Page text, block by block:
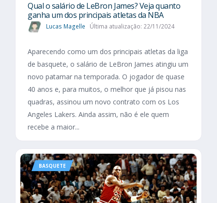
Qual o salário de LeBron James? Veja quanto
ganha um dos principais atletas da NBA
Lucas Magelle Última atualização: 22/11/2024
Aparecendo como um dos principais atletas da liga
de basquete, o salário de LeBron James atingiu um
novo patamar na temporada. O jogador de quase
40 anos e, para muitos, o melhor que já pisou nas
quadras, assinou um novo contrato com os Los
Angeles Lakers. Ainda assim, não é ele quem
recebe a maior...
BASQUETE